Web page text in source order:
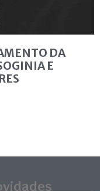
DA
E